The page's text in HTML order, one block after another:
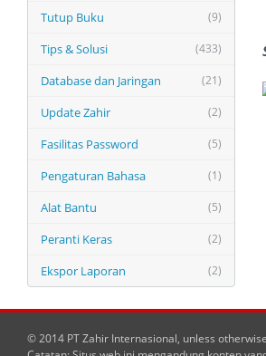
(9)
Tutup Buku
(433)
Tips & Solusi
(21)
Database dan Jaringan
(2)
Update Zahir
(5)
Fasilitas Password
(1)
Pengaturan Bahasa
(5)
Alat Bantu
(2)
Peranti Keras
(2)
Ekspor Laporan
© 2014 PT Zahir Internasional, unless